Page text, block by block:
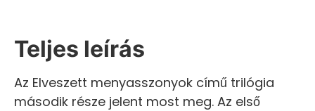
Teljes leírás
Az Elveszett menyasszonyok című trilógia
második része jelent most meg. Az első